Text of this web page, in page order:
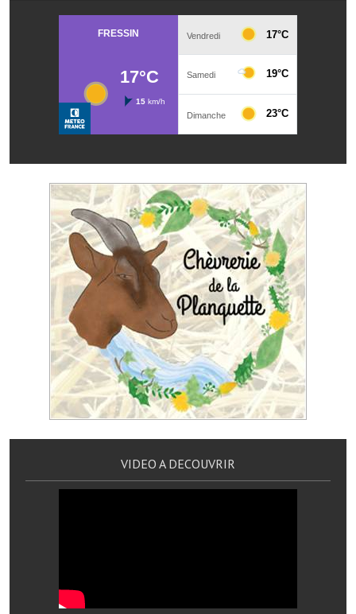
L'association des maires
L'office de tourisme
Le conseil départemental
VILLE PRATIQUE
Affaires scolaires, CCAS
Eaux, assainissement
France services
France Renov
Déchets ménagers, tri sélectif, encombrants
Services publics communaux
Démarches administratives
Bibliothèque
VIDEO A DECOUVRIR